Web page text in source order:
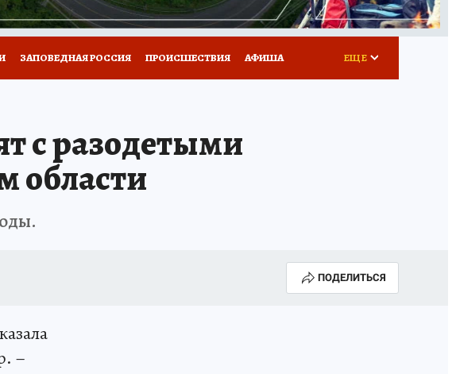
ЗАПОВЕДНАЯ РОССИЯ ПРОИСШЕСТВИЯ АФИША ЕЩЕ
с разодетыми
области
ПОДЕЛИТЬСЯ
–